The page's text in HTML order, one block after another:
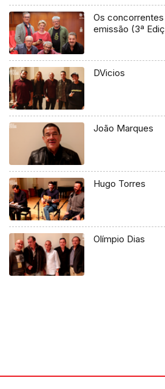
Os
emissão (3ª
DVicios
João Marques
Hugo Torres
Olímpio Dias